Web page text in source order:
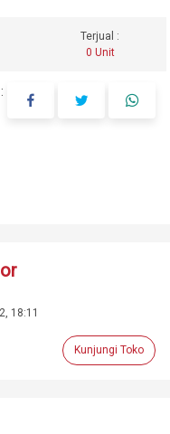
Terjual :
0 Unit
18:11
Kunjungi Toko